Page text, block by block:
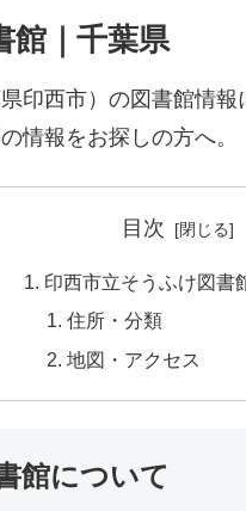
館｜千葉県
印西市）の図書館情
情報をお探しの方へ。
目次
印西市立そうふけ図書
住所・分類
地図・アクセス
館について